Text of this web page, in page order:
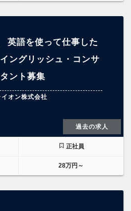
語を使って仕事した
ングリッシュ・コンサ
ント募集
イオン株式会社
過去の求人
正社員
28万円～